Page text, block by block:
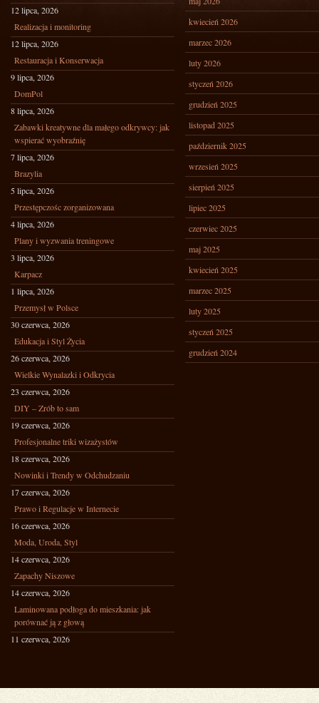
12 lipca, 2026
Realizacja i monitoring
12 lipca, 2026
Restauracja i Konserwacja
9 lipca, 2026
DomPol
8 lipca, 2026
Zabawki kreatywne dla małego odkrywcy: jak
wspierać wyobraźnię
7 lipca, 2026
Brazylia
5 lipca, 2026
Przestępczośc zorganizowana
4 lipca, 2026
Plany i wyzwania treningowe
3 lipca, 2026
Karpacz
1 lipca, 2026
Przemysł w Polsce
30 czerwca, 2026
Edukacja i Styl Życia
26 czerwca, 2026
Wielkie Wynalazki i Odkrycia
23 czerwca, 2026
DIY – Zrób to sam
19 czerwca, 2026
Profesjonalne triki wizażystów
18 czerwca, 2026
Nowinki i Trendy w Odchudzaniu
17 czerwca, 2026
Prawo i Regulacje w Internecie
16 czerwca, 2026
Moda, Uroda, Styl
14 czerwca, 2026
Zapachy Niszowe
14 czerwca, 2026
Laminowana podłoga do mieszkania: jak
porównać ją z głową
11 czerwca, 2026
kwiecień 2026
marzec 2026
luty 2026
styczeń 2026
grudzień 2025
listopad 2025
październik 2025
wrzesień 2025
sierpień 2025
lipiec 2025
czerwiec 2025
maj 2025
kwiecień 2025
marzec 2025
luty 2025
styczeń 2025
grudzień 2024